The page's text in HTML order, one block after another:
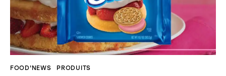
FOOD'NEWS PRODUITS